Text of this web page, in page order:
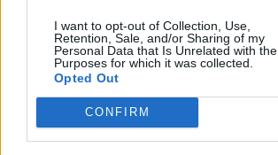
I want to opt-out of Collection, Use,
Retention, Sale, and/or Sharing of my
Personal Data that Is Unrelated with the
Purposes for which it was collected.
Opted Out
CONFIRM